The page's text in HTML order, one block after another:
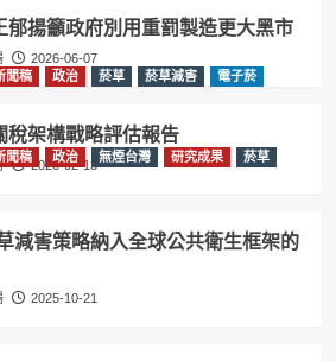
揚籲政府別用重罰製造更大黑市
2026-06-07
聞稿 政治 菸草 菸草減害 電子菸
稅架構戰略評估報告
2026-02-13
聞稿 政治 無煙台灣 研究成果
菸草
減害策略納入全球公共衛生框架的
2025-10-21